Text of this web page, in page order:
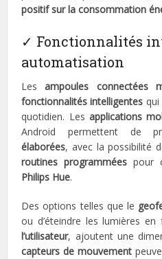
positif sur la consommation
✓ Fonctionnalités
automatisation
Lesampoules connectées
fonctionnalités intelligentes qui
quotidien. Les applications
Android permettent de
élaborées, avec la possibilité
routines programmées pour
Philips Hue.
Des options telles que le
ou d’éteindre les lumières
l’utilisateur, ajoutent une
capteurs de mouvement